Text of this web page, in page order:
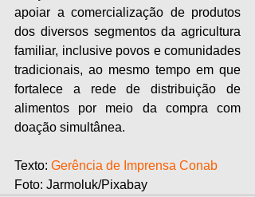
apoiar a comercialização de produtos
dos diversos segmentos da agricultura
familiar, inclusive povos e comunidades
tradicionais, ao mesmo tempo em que
fortalece a rede de distribuição de
alimentos por meio da compra com
doação simultânea.
Texto: Gerência de Imprensa Conab
Foto: Jarmoluk/Pixabay